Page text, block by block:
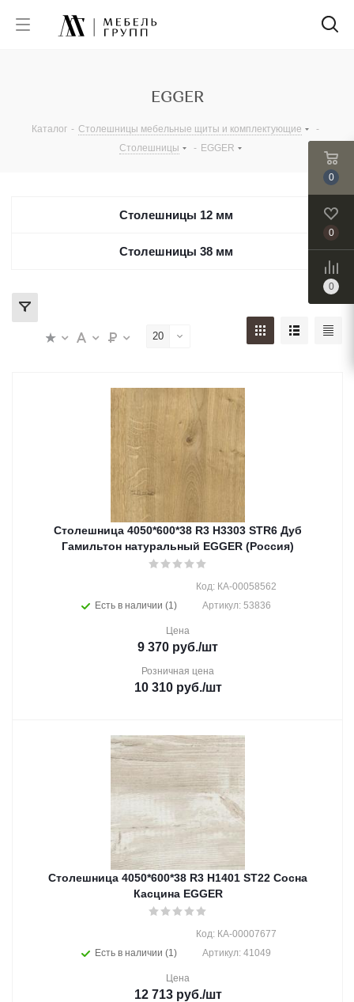
EGGER
Каталог - Столешницы мебельные щиты и комплектующие
-
Столешницы
- EGGER
Столешницы 12 мм
Столешницы 38 мм
20
Столешница 4050*600*38 R3 H3303 STR6 Дуб
Гамильтон натуральный EGGER (Россия)
Есть в наличии (1)
Код: КА-00058562
Артикул: 53836
Цена
9 370 руб./шт
Розничная цена
10 310руб./шт
Столешница 4050*600*38 R3 H1401 ST22 Сосна
Касцина EGGER
Есть в наличии (1)
Код: КА-00007677
Артикул: 41049
Цена
12 713руб./шт
0
0
0